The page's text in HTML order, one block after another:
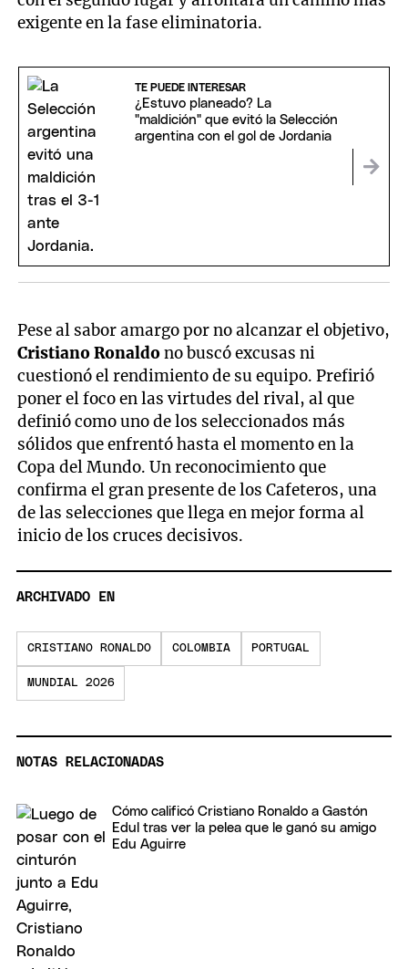
exigente en la fase eliminatoria.
TE PUEDE INTERESAR
¿Estuvo planeado? La
"maldición" que evitó la Selección
argentina con el gol de Jordania
Pese al sabor amargo por no alcanzar el objetivo,
Cristiano Ronaldono buscó excusas ni
cuestionó el rendimiento de su equipo. Prefirió
poner el foco en las virtudes del rival, al que
definió como uno de los seleccionados más
sólidos que enfrentó hasta el momento en la
Copa del Mundo. Un reconocimiento que
confirma el gran presente de los Cafeteros, una
de las selecciones que llega en mejor forma al
inicio de los cruces decisivos.
ARCHIVADO EN
CRISTIANO RONALDO COLOMBIA PORTUGAL
MUNDIAL 2026
NOTAS RELACIONADAS
Cómo calificó Cristiano Ronaldo a Gastón
Edul tras ver la pelea que le ganó su amigo
Edu Aguirre